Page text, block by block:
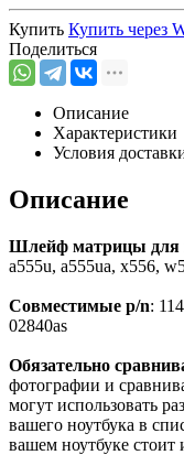
Купить Купить через
Поделиться
Описание
Характеристики
Условия
Описание
Шлейф матрицы для
a555u, a555ua, x556,
Совместимые p/n:
02840as
Обязательно
фотографии и
могут использовать
вашего ноутбука в
вашем ноутбуке